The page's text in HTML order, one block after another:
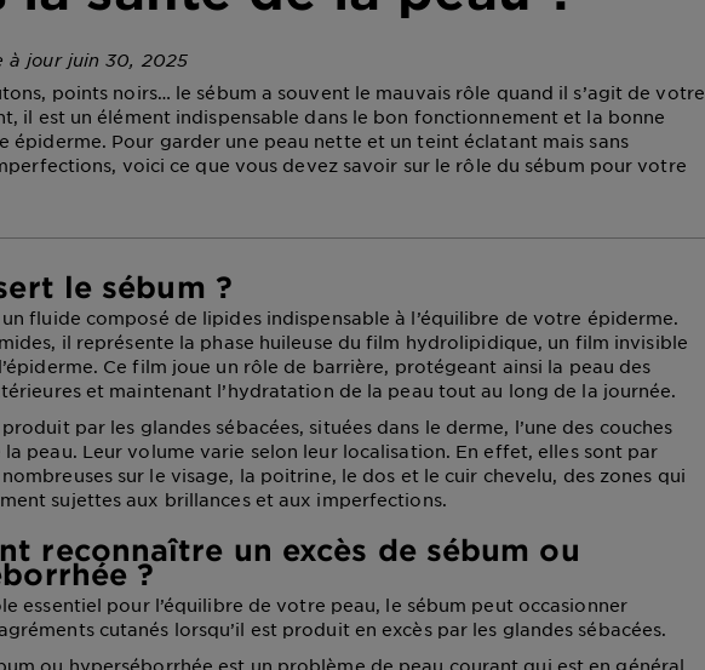
à jour juin 30, 2025
points noirs… le sébum a souvent le mauvais rôle quand il s’agit de votre
il est un élément indispensable dans le bon fonctionnement et la bonne
épiderme. Pour garder une peau nette et un teint éclatant mais sans
voici ce que vous devez savoir sur le rôle du sébum pour votre
le sébum ?
un fluide composé de lipides indispensable à l’équilibre de votre épiderme.
il représente la phase huileuse du film hydrolipidique, un film invisible
Ce film joue un rôle de barrière, protégeant ainsi la peau des
et maintenant l’hydratation de la peau tout au long de la journée.
par les glandes sébacées, situées dans le derme, l’une des couches
peau. Leur volume varie selon leur localisation. En effet, elles sont par
sur le visage, la poitrine, le dos et le cuir chevelu, des zones qui
sujettes aux brillances et aux imperfections.
reconnaître un excès de sébum ou
?
essentiel pour l’équilibre de votre peau, le sébum peut occasionner
cutanés lorsqu’il est produit en excès par les glandes sébacées.
ou hyperséborrhée est un problème de peau courant qui est en général